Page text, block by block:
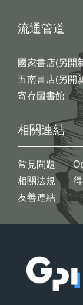
流通管道
國家書店(另開
五南書店(另開
寄存圖書館
相關連結
常見問題
相關法規
友善連結